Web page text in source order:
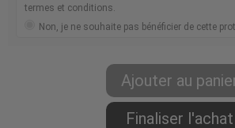
termes et conditions.
Non, je ne souhaite pas bénéficier de cette